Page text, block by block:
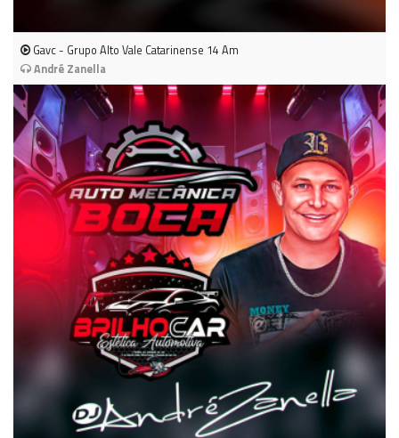
Gavc - Grupo Alto Vale Catarinense 14 Am
André Zanella